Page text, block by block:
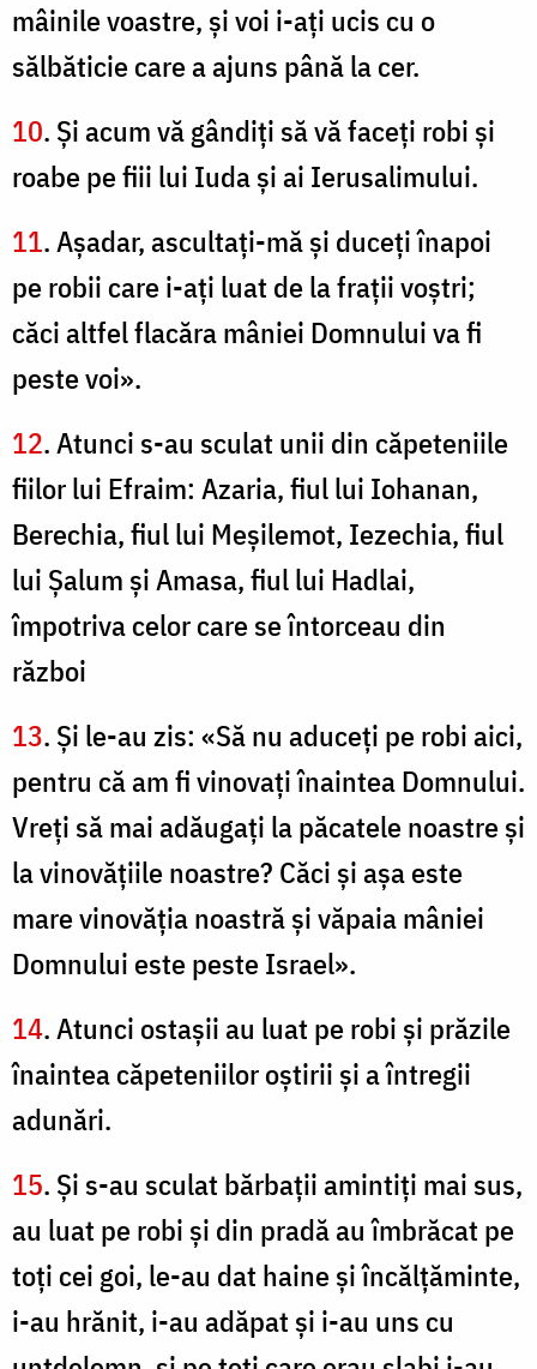
mâinile voastre, şi voi i-aţi ucis cu o
sălbăticie care a ajuns până la cer.
10. Şi acum vă gândiţi să vă faceţi robi şi
roabe pe fiii lui Iuda şi ai Ierusalimului.
11. Aşadar, ascultaţi-mă şi duceţi înapoi
pe robii care i-aţi luat de la fraţii voştri;
căci altfel flacăra mâniei Domnului va fi
peste voi».
12. Atunci s-au sculat unii din căpeteniile
fiilor lui Efraim: Azaria, fiul lui Iohanan,
Berechia, fiul lui Meşilemot, Iezechia, fiul
lui Şalum şi Amasa, fiul lui Hadlai,
împotriva celor care se întorceau din
război
13. Şi le-au zis: «Să nu aduceţi pe robi aici,
pentru că am fi vinovaţi înaintea Domnului.
Vreţi să mai adăugaţi la păcatele noastre şi
la vinovăţiile noastre? Căci şi aşa este
mare vinovăţia noastră şi văpaia mâniei
Domnului este peste Israel».
14. Atunci ostaşii au luat pe robi şi prăzile
înaintea căpeteniilor oştirii şi a întregii
adunări.
15. Şi s-au sculat bărbaţii amintiţi mai sus,
au luat pe robi şi din pradă au îmbrăcat pe
toţi cei goi, le-au dat haine şi încălţăminte,
i-au hrănit, i-au adăpat şi i-au uns cu